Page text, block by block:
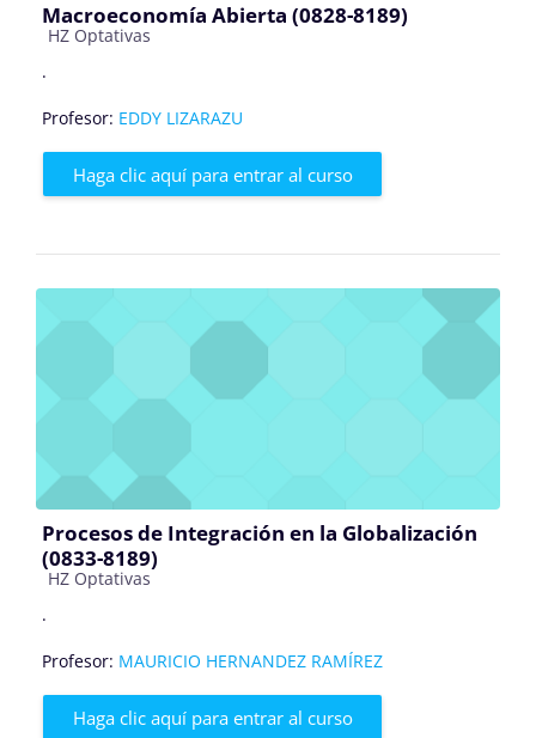
Macroeconomía Abierta (0828-8189)
Categoría de cursos
HZ Optativas
.
Profesor: EDDY LIZARAZU
Haga clic aquí para entrar al curso
Procesos de Integración en la Globalización
(0833-8189)
Categoría de cursos
HZ Optativas
.
Profesor: MAURICIO HERNANDEZ RAMÍREZ
Haga clic aquí para entrar al curso